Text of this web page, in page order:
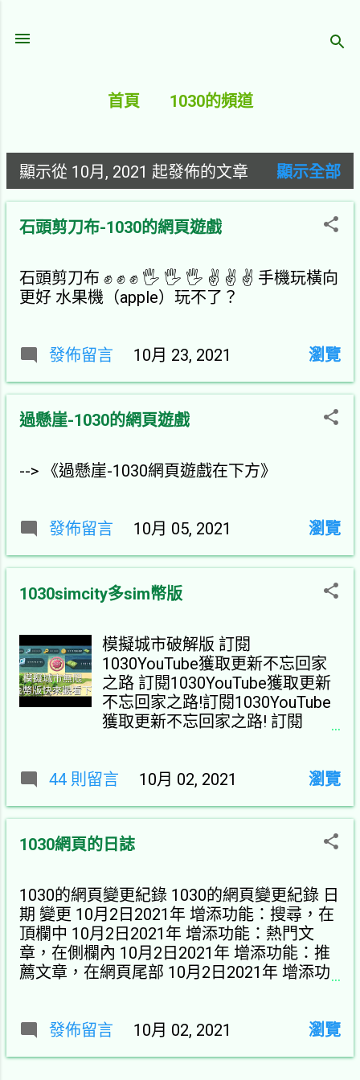
首頁 1030的頻道
文
章
顯示從 10月, 2021 起發佈的文章 顯示全部
石頭剪刀布-1030的網頁遊戲
石頭剪刀布 ✊ ✊ ✊ 🖐️ 🖐️ 🖐️ ✌ ✌ ✌ 手機玩橫向
更好 水果機（apple）玩不了？
發佈留言 10月 23, 2021 瀏覽
過懸崖-1030的網頁遊戲
--> 《過懸崖-1030網頁遊戲在下方》
發佈留言 10月 05, 2021 瀏覽
1030simcity多sim幣版
模擬城市破解版 訂閱
1030YouTube獲取更新不忘回家
之路 訂閱1030YouTube獲取更新
不忘回家之路!訂閱1030YouTube
獲取更新不忘回家之路! 訂閱
不忘回家之路! 下載 版
結 google雲端連結在2023年7月
21日永久失效，請使用後備方法
下載！ 玩不了？看看下面的方法
方一點啦 訂閱數太少，很多人就
拿連結然後就走了，實在做不下
去。 為什麼要補丁 官方原本的安
裝包為了節省空間，會在遊玩時
自動下載DLC(附加下載內容)，破
會就破2000訂閱時開發補丁。 模
44 則留言 10月 02, 2021 瀏覽
1030網頁的日誌
1030的網頁變更紀錄 1030的網頁變更紀錄 日
期 變更 10月2日2021年 增添功能：搜尋，在
頂欄中 10月2日2021年 增添功能：熱門文
章，在側欄內 10月2日2021年 增添功能：推
薦文章，在網頁尾部 10月2日2021年 增添功
2021年 增添功能：網頁導航列，在側欄和頂
發佈留言 10月 02, 2021 瀏覽